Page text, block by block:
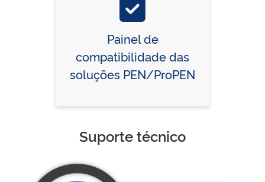
Painel de
compatibilidade das
soluções PEN/ProPEN
Suporte técnico